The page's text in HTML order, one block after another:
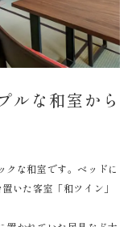
ルな和室から
クな和室です。ベッドに
いた客室「和ツイン」